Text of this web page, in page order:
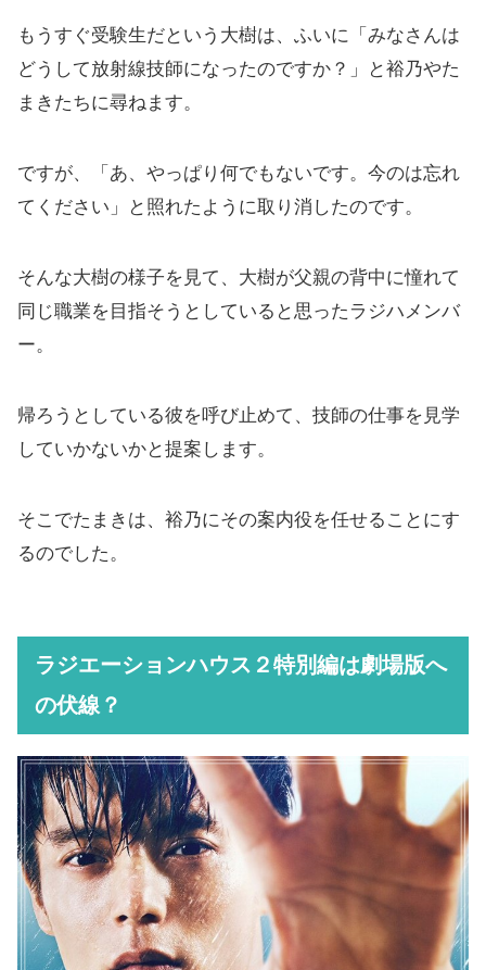
もうすぐ受験生だという大樹は、ふいに「みなさんは
どうして放射線技師になったのですか？」と裕乃やた
まきたちに尋ねます。
ですが、「あ、やっぱり何でもないです。今のは忘れ
てください」と照れたように取り消したのです。
そんな大樹の様子を見て、大樹が父親の背中に憧れて
同じ職業を目指そうとしていると思ったラジハメンバ
ー。
帰ろうとしている彼を呼び止めて、技師の仕事を見学
していかないかと提案します。
そこでたまきは、裕乃にその案内役を任せることにす
るのでした。
ラジエーションハウス２特別編は劇場版へ
の伏線？